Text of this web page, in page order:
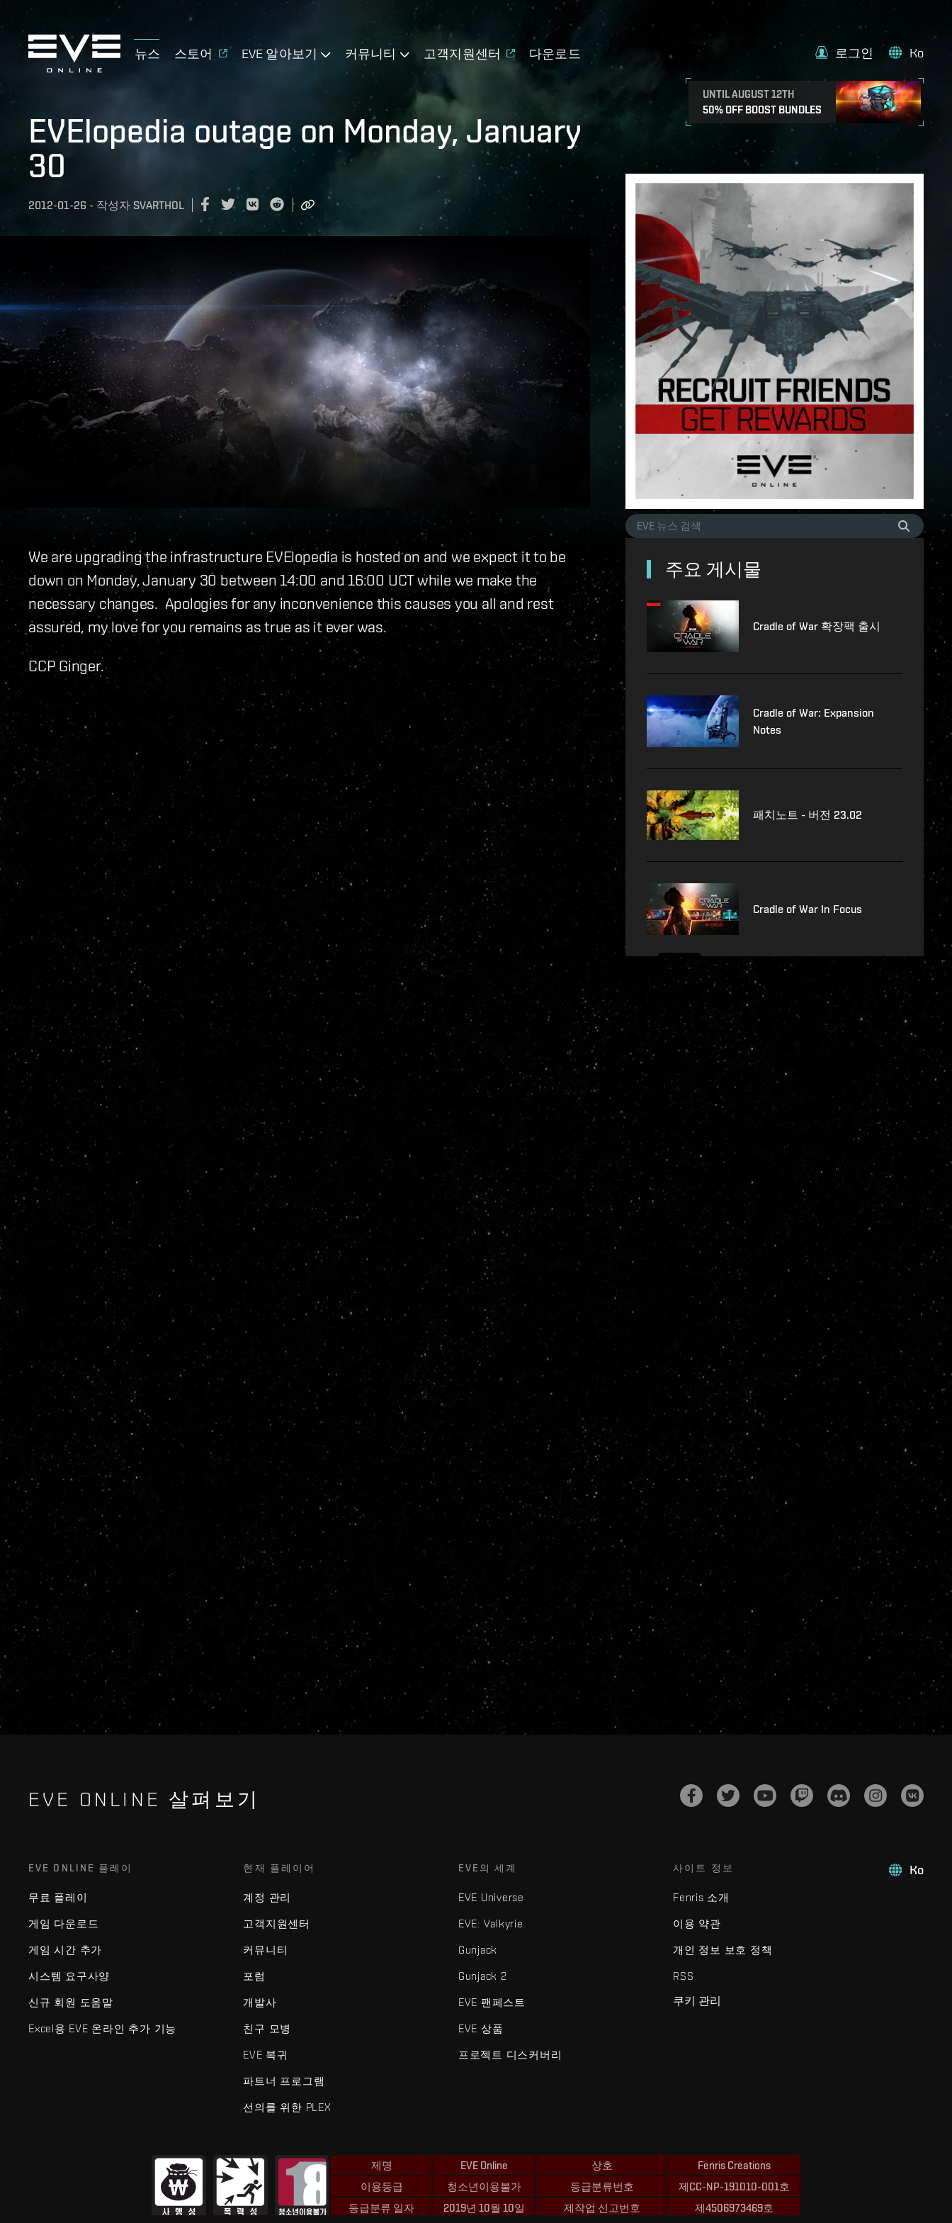
뉴스 스토어 EVE 알아보기 커뮤니티 고객지원센터 다운로드
UNTIL AUGUST 12TH
50% OFF BOOST BUNDLES
로그인 Ko
EVElopedia outage on Monday, January
30
2012-01-26 - 작성자 SVARTHOL
We are upgrading the infrastructure EVElopedia is hosted on and we expect it to be
down on Monday, January 30 between 14:00 and 16:00 UCT while we make the
necessary changes. Apologies for any inconvenience this causes you all and rest
assured, my love for you remains as true as it ever was.
CCP Ginger.
주요 게시물
Cradle of War 확장팩 출시
Cradle of War: Expansion
Notes
패치노트 - 버전 23.02
Cradle of War In Focus
EVE ONLINE 살펴보기
Ko
EVE ONLINE 플레이
무료 플레이
게임 다운로드
게임 시간 추가
시스템 요구사양
신규 회원 도움말
Excel용 EVE 온라인 추가 기능
현재 플레이어
계정 관리
고객지원센터
커뮤니티
포럼
개발사
친구 모병
EVE 복귀
파트너 프로그램
선의를 위한 PLEX
EVE의 세계
EVE Universe
EVE: Valkyrie
Gunjack
Gunjack 2
EVE 팬페스트
EVE 상품
프로젝트 디스커버리
사이트 정보
Fenris 소개
이용 약관
개인 정보 보호 정책
RSS
쿠키 관리
제명
EVE Online
이용등급
청소년이용불가
등급분류 일자
2019년 10월 10일
상호
Fenris Creations
등급분류번호
제CC-NP-191010-001호
제작업 신고번호
제4506973469호